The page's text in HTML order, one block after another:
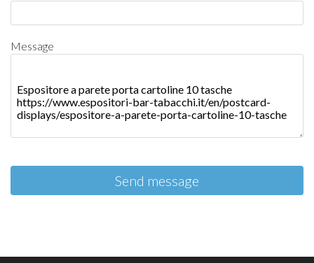
Message
Send message